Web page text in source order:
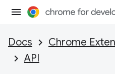
Docs Chrome
API